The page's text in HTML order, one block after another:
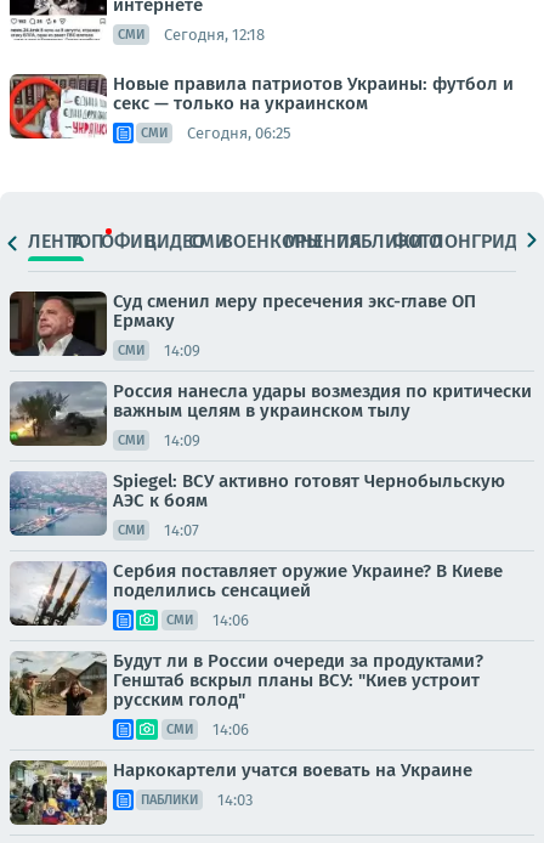
интернете
СМИ Сегодня, 12:18
Новые правила патриотов Украины: футбол и
секс — только на украинском
СМИ Сегодня, 06:25
ЛЕНТАТОПОФИЦ.ВИДЕОСМИВОЕНКОРЫМНЕНИЯПАБЛИКИ
ФОТОЛОНГРИДЫ
Суд сменил меру пресечения экс-главе ОП
Ермаку
СМИ 14:09
Россия нанесла удары возмездия по критически
важным целям в украинском тылу
СМИ 14:09
Spiegel: ВСУ активно готовят Чернобыльскую
АЭС к боям
СМИ 14:07
Сербия поставляет оружие Украине? В Киеве
поделились сенсацией
СМИ 14:06
Будут ли в России очереди за продуктами?
Генштаб вскрыл планы ВСУ: "Киев устроит
русским голод"
СМИ 14:06
Наркокартели учатся воевать на Украине
ПАБЛИКИ 14:03